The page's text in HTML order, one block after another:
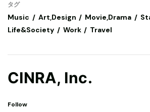
タグ
Music Art,Design Movie,Drama
Life&Society
Work Travel
CINRA, Inc.
Follow